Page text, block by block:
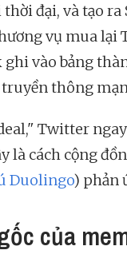
đại, và tạo
vụ mua lại
ghi vào bảng
thông
Twitter
là cách cộng
Duolingo) phản
của